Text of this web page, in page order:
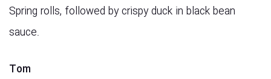
Spring rolls, followed by crispy duck in black bean
sauce.
Tom